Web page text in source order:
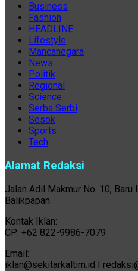
Business
Fashion
HEADLINE
Lifestyle
Mancanegara
News
Politik
Regional
Science
Serba Serbi
Sosok
Sports
Tech
Alamat Redaksi
Jalan Adil Makmur No. 10, Baru
Balikpapan.
Kontak Iklan:
CP: +62 822-9986-7079
Email:
iklan@sekitarkaltim.id I